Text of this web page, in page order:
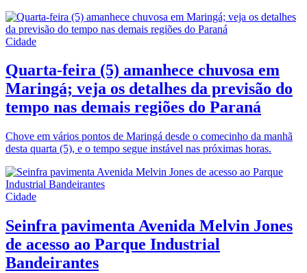
Cidade
Quarta-feira (5) amanhece chuvosa em
Maringá; veja os detalhes da previsão do
tempo nas demais regiões do Paraná
Chove em vários pontos de Maringá desde o comecinho da manhã
desta quarta (5), e o tempo segue instável nas próximas horas.
Cidade
Seinfra pavimenta Avenida Melvin Jones
de acesso ao Parque Industrial
Bandeirantes